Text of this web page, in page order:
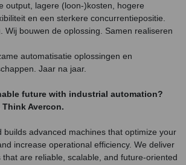
output, lagere (loon-)kosten, hogere
en een sterkere concurrentiepositie.
Wij bouwen de oplossing. Samen realiseren
automatisatie oplossingen en
Jaar na jaar.
future with industrial automation?
Avercon.
builds advanced machines that optimize your
increase operational efficiency. We deliver
are reliable, scalable, and future-oriented